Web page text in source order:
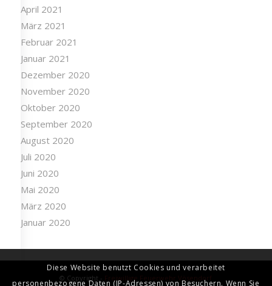
April 2021
März 2021
Februar 2021
Januar 2021
Dezember 2020
November 2020
Oktober 2020
September 2020
August 2020
Juli 2020
Juni 2020
Mai 2020
März 2020
Januar 2020
© Copyright - Freiwillige Feuerwehr Vösendorf
Diese Website benutzt Cookies und verarbeitet
personenbezogene Daten (IP-Adressen) von Besuchern. Wenn Sie